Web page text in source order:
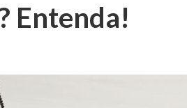
Entenda!